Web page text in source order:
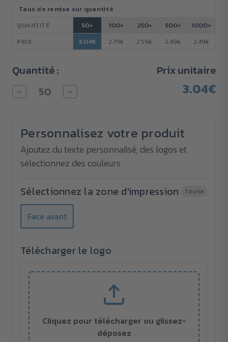
Stock
actuel :
Taux de remise sur quantité
QUANTITÉ
PRIX
50+
3.04€
100+
2.79€
250+
2.59€
500+
2.49€
1000+
2.49€
Quantité :
Diminuer
la
de
plage
Augmenter
la
de
plage
Prix unitaire
3.04€
Personnalisez votre produit
Ajoutez du texte personnalisé, des logos et
sélectionnez des couleurs
Sélectionnez la zone d'impression 1 zone
Face avant
Télécharger le logo
Cliquez pour télécharger ou glissez-
déposez